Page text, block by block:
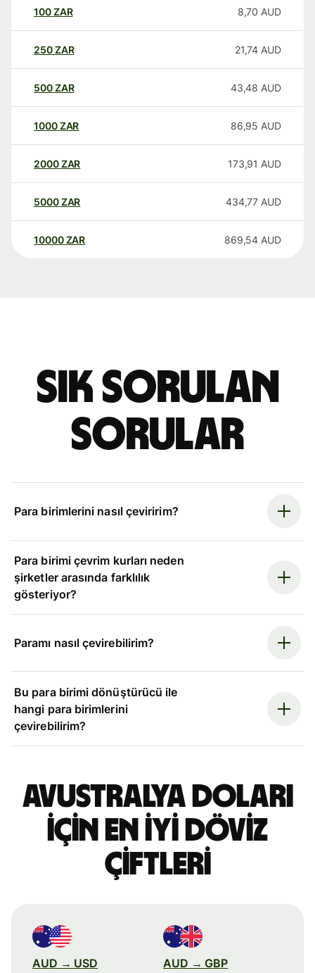
100ZAR 8,70 AUD
250ZAR 21,74 AUD
500ZAR 43,48 AUD
1000ZAR 86,95 AUD
2000ZAR 173,91 AUD
5000ZAR 434,77 AUD
10000 ZAR 869,54 AUD
Sık sorulan
sorular
Para birimlerini nasıl çeviririm?
Para birimi çevrim kurları neden
şirketler arasında farklılık
gösteriyor?
Paramı nasıl çevirebilirim?
Bu para birimi dönüştürücü ile
hangi para birimlerini
çevirebilirim?
Avustralya doları
için en iyi döviz
çiftleri
AUD → USD AUD → GBP